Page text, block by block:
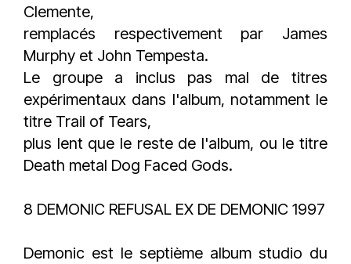
Clemente,
remplacés respectivement par James
Murphy et John Tempesta.
Le groupe a inclus pas mal de titres
expérimentaux dans l'album, notamment le
titre Trail of Tears,
plus lent que le reste de l'album, ou le titre
Death metal Dog Faced Gods.
8 DEMONIC REFUSAL EX DE DEMONIC 1997
Demonic est le septième album studio du